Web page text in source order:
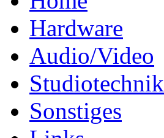
Hardware
Audio/Video
Studiotechnik
Sonstiges